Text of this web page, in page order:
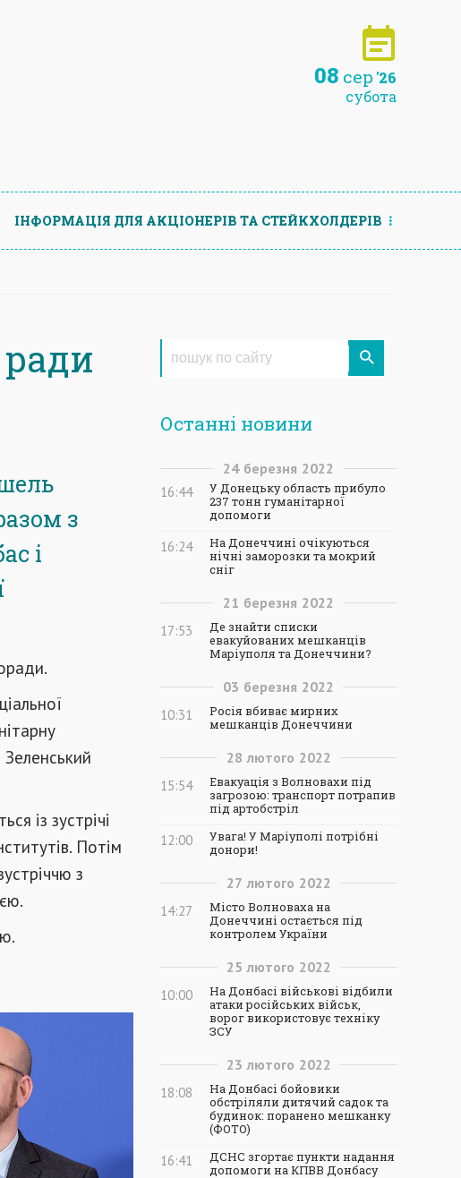
08 сер '26
субота
ІНФОРМАЦIЯ ДЛЯ АКЦIОНЕРIВ ТА СТЕЙКХОЛДЕРIВ
з
і
із зустрічі
Потім
з
Останні новини
24 березня 2022
16:44
У Донецьку область прибуло
237 тонн гуманітарної
допомоги
16:24
На Донеччині очікуються
нічні заморозки та мокрий
сніг
21 березня 2022
17:53
Де знайти списки
евакуйованих мешканців
Маріуполя та Донеччини?
03 березня 2022
10:31
Росія вбиває мирних
мешканців Донеччини
28 лютого 2022
15:54
Евакуація з Волновахи під
загрозою: транспорт потрапив
під артобстріл
12:00
Увага! У Маріуполі потрібні
донори!
27 лютого 2022
14:27
Місто Волноваха на
Донеччині остається під
контролем України
25 лютого 2022
10:00
На Донбасі військові відбили
атаки російських військ,
ворог використовує техніку
ЗСУ
23 лютого 2022
18:08
На Донбасі бойовики
обстріляли дитячий садок та
будинок: поранено мешканку
(ФОТО)
16:41
ДСНС згортає пункти надання
допомоги на КПВВ Донбасу